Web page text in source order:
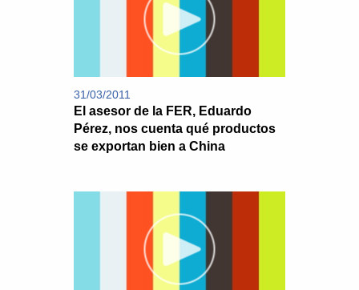
31/03/2011
El asesor de la FER, Eduardo
Pérez, nos cuenta qué productos
se exportan bien a China